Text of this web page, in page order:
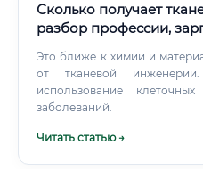
индивидуального
идентификационный
образовании с
приложение важно,
дисциплины и оценки Дополнительные документы для
биотехнолога Санитарная книжка (медицинская книжка)
отдельных фармацевтических
Сколько получает
разбор профессии,
Это ближе к химии и
от тканевой
использование
заболеваний.
Читать статью →